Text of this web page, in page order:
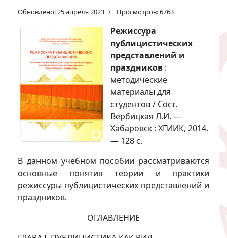
Обновлено: 25 апреля 2023 Просмотров: 6763
Режиссура
публицистических
представлений и
праздников :
методические
материалы для
студентов / Сост.
Вербицкая Л.И. —
Хабаровск : ХГИИК, 2014.
— 128 с.
В данном учебном пособии рассматриваются
основные понятия теории и практики
режиссуры публицистических представлений и
праздников.
ОГЛАВЛЕНИЕ